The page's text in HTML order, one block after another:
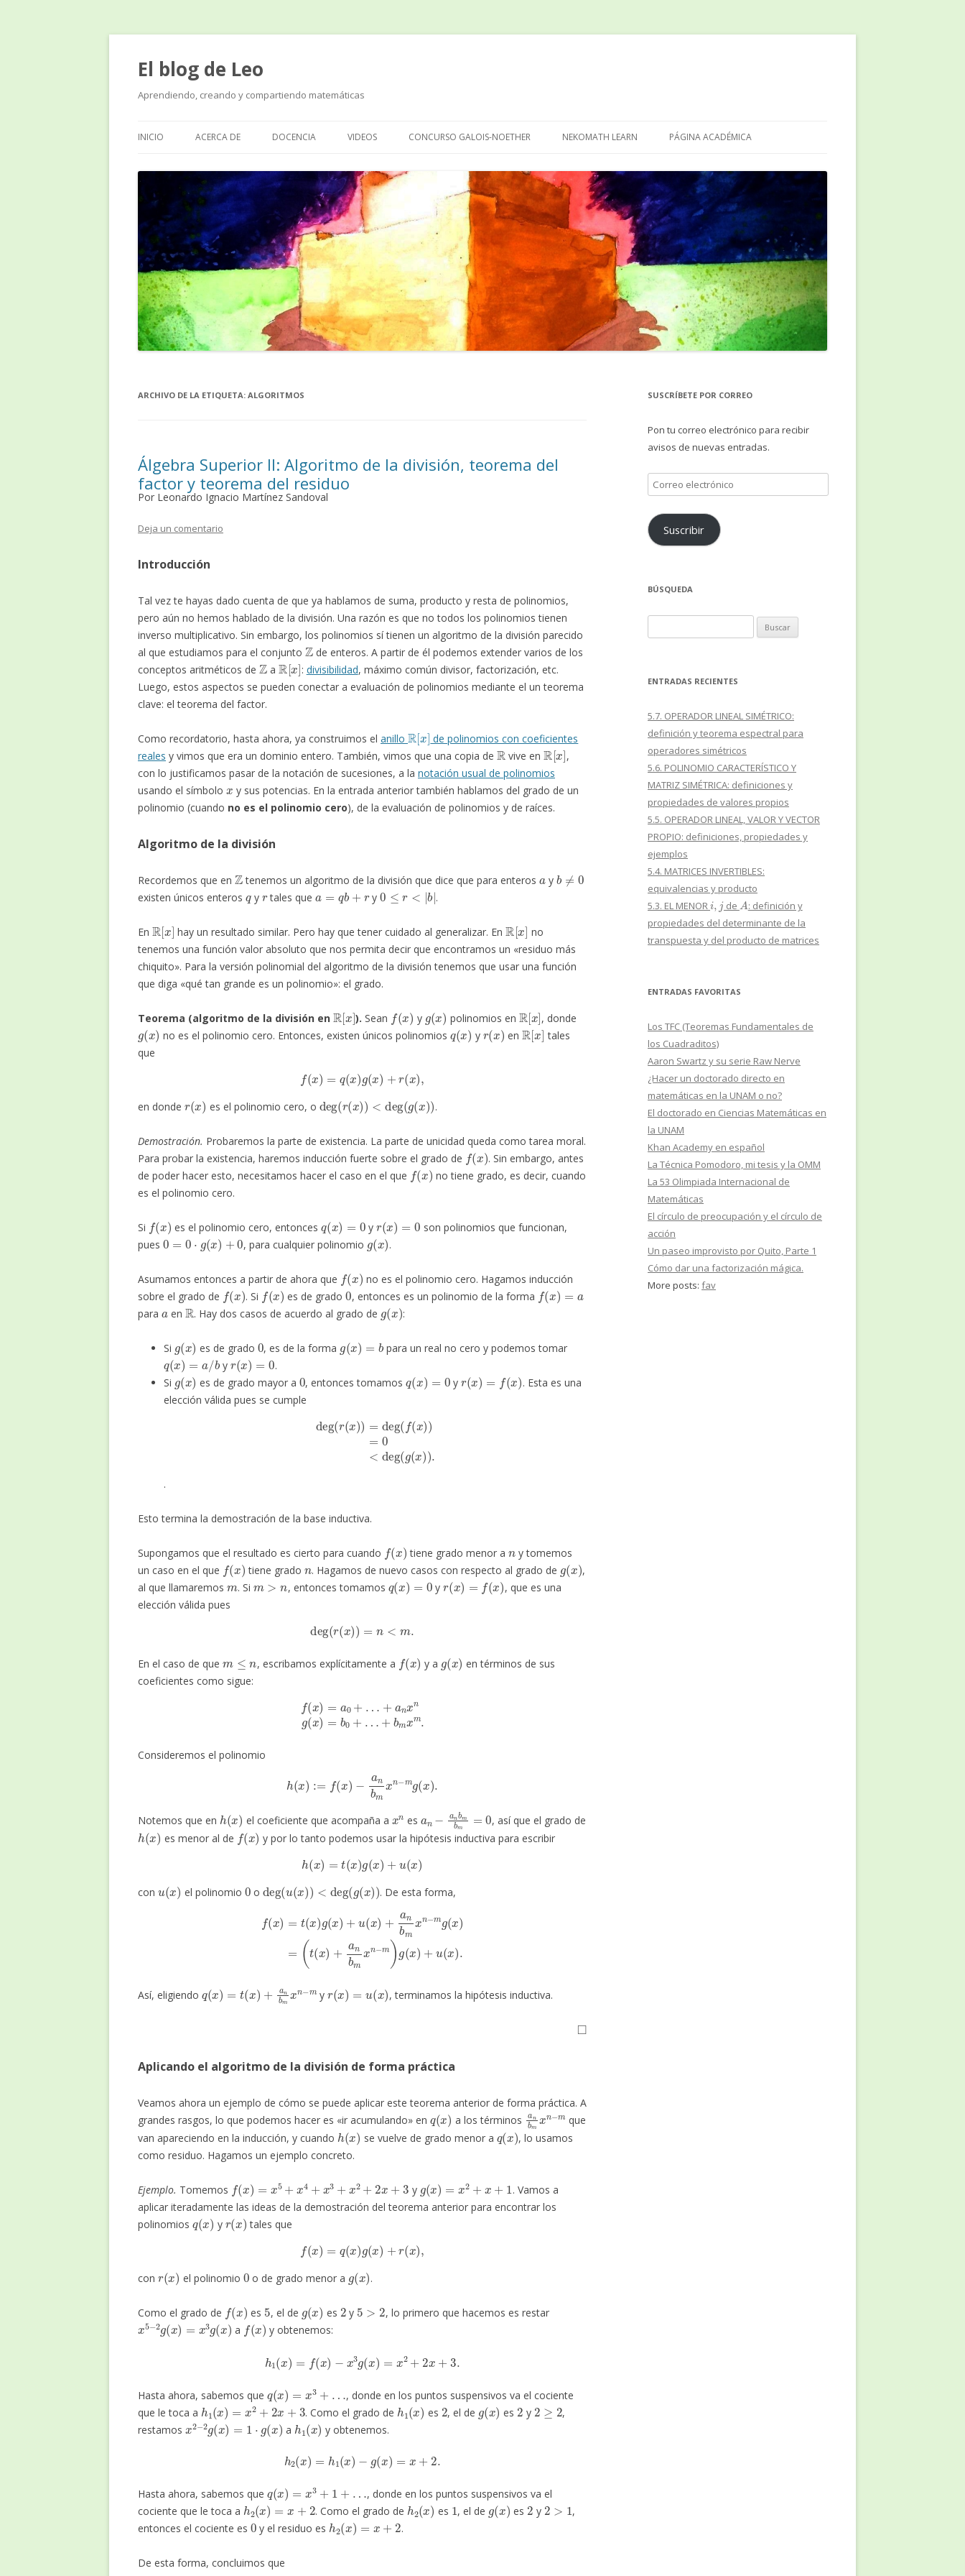
El blog de Leo
Aprendiendo, creando y compartiendo matemáticas
al
INICIO ACERCA DE DOCENCIA VIDEOS CONCURSO GALOIS-NOETHER NEKOMATH LEARN PÁGINA ACADÉMICA
ARCHIVO DE LA ETIQUETA: ALGORITMOS
Álgebra Superior II: Algoritmo de la división, teorema del
factor y teorema del residuo
Por Leonardo Ignacio Martínez Sandoval
Deja un comentario
Introducción
Tal vez te hayas dado cuenta de que ya hablamos de suma, producto y resta de polinomios,
pero aún no hemos hablado de la división. Una razón es que no todos los polinomios tienen
inverso multiplicativo. Sin embargo, los polinomios sí tienen un algoritmo de la división parecido
al que estudiamos para el conjunto
Z
de enteros. A partir de él podemos extender varios de los
conceptos aritméticos de
Z
a
R[x]
: divisibilidad, máximo común divisor, factorización, etc.
Luego, estos aspectos se pueden conectar a evaluación de polinomios mediante el un teorema
clave: el teorema del factor.
Como recordatorio, hasta ahora, ya construimos el anillo
R [x ]
de polinomios con coeficientes
reales y vimos que era un dominio entero. También, vimos que una copia de
R
vive en
R[x]
,
con lo justificamos pasar de la notación de sucesiones, a la notación usual de polinomios
usando el símbolo
x
y sus potencias. En la entrada anterior también hablamos del grado de un
polinomio (cuando no es el polinomio cero), de la evaluación de polinomios y de raíces.
Algoritmo de la división
Recordemos que en
Z
tenemos un algoritmo de la división que dice que para enteros y
b 0
existen únicos enteros
q
y
r
tales que
a=qb+ r
y
0≤r<| b|
.
En
R [x ]
hay un resultado similar. Pero hay que tener cuidado al generalizar. En
R [x ]
no
tenemos una función valor absoluto que nos permita decir que encontramos un «residuo más
chiquito». Para la versión polinomial del algoritmo de la división tenemos que usar una función
que diga «qué tan grande es un polinomio»: el grado.
Teorema (algoritmo de la división en
R [ x]
). Sean
f( x
y
( )
polinomios en
R [x ]
, donde
g (x)
no es el polinomio cero. Entonces, existen únicos polinomios
q(x)
y
r(x)
en
R[x]
tales
que
f(x q(x)g(x)+ r x),
en donde
x )
es el polinomio cero, o
deg( ( ) ) deg ( )
.
Demostración. Probaremos la parte de existencia. La parte de unicidad queda como tarea moral.
Para probar la existencia, haremos inducción fuerte sobre el grado de
f(x)
. Sin embargo, antes
de poder hacer esto, necesitamos hacer el caso en el que
f(x)
no tiene grado, es decir, cuando
es el polinomio cero.
Si
(x
es el polinomio cero, entonces
( x)
y
x )=
son polinomios que funcionan,
pues
0=0⋅g x)+0
, para cualquier polinomio
g (x)
.
Asumamos entonces a partir de ahora que
(x
no es el polinomio cero. Hagamos inducción
sobre el grado de
f(x
. Si
f(x )
es de grado
0
, entonces es un polinomio de la forma
f(x)=a
para
a
en
R
. Hay dos casos de acuerdo al grado de
g(x)
:
Si
( )
es de grado
0
, es de la forma
( )
para un real no cero y podemos tomar
q(x)=a /b
y
r(x)= 0
.
Si
g( )
es de grado mayor a
0
, entonces tomamos
( )
y
(x )= )
. Esta es una
elección válida pues se cumple
r(x))=deg( ))=0<deg
.
Esto termina la demostración de la base inductiva.
Supongamos que el resultado es cierto para cuando
(x
tiene grado menor a
y tomemos
un caso en el que
f(x)
tiene grado
n
. Hagamos de nuevo casos con respecto al grado de
g(x )
,
al que llamaremos
m
. Si
m> n
, entonces tomamos
q(x) =0
y
r(x )=f(x)
, que es una
elección válida pues
deg(r(x n< m.
En el caso de que , escribamos explícitamente a
(x
y a
( )
en términos de sus
coeficientes como sigue:
+…+ x g b 0+ …+
Consideremos el polinomio
( x) − a mx − mg (x )
Notemos que en
h (x )
el coeficiente que acompaña a
n
es
n b m
, así que el grado de
h(x)
es menor al de
f(x)
y por lo tanto podemos usar la hipótesis inductiva para escribir
h( =t(x)g(x)+ u (x)
con
( )
el polinomio
0
o
deg( u( x) ) deg g x)
. De esta forma,
( ) b m n − x = x)+ n bm x n−
Así, eligiendo
( ) ) a m n −m
y
(x )=
, terminamos la hipótesis inductiva.
◻
Aplicando el algoritmo de la división de forma práctica
Veamos ahora un ejemplo de cómo se puede aplicar este teorema anterior de forma práctica. A
grandes rasgos, lo que podemos hacer es «ir acumulando» en
q(x)
a los términos
anbmxn− m
que
van apareciendo en la inducción, y cuando
h(x)
se vuelve de grado menor a
q(x)
, lo usamos
como residuo. Hagamos un ejemplo concreto.
Ejemplo. Tomemos
(x = x 3 2+ +
y
( ) +x
. Vamos a
aplicar iteradamente las ideas de la demostración del teorema anterior para encontrar los
polinomios
q(x)
y
r(x)
tales que
f(x q(x)g(x)+ r x),
con
x )
el polinomio
0
o de grado menor a
( )
.
Como el grado de
(x
es
5
, el de
( )
es
2
y
5
, lo primero que hacemos es restar
x5−2g(x)=x3g(x )
a
f(x)
y obtenemos:
h )= (x 3 g( x) + 2 +
Hasta ahora, sabemos que
( ) +
, donde en los puntos suspensivos va el cociente
que le toca a
h1(x)=x2+2 x+3
. Como el grado de
h1(x)
es
2
, el de
g(x)
es
2
y
2≥2
,
restamos
x 2 −2g(x 1⋅ x )
a
h1(x)
y obtenemos.
h2 = h1(x g(x) +2.
Hasta ahora, sabemos que
( ) +
, donde en los puntos suspensivos va el
cociente que le toca a
h2(x)=x+
. Como el grado de
h2(x)
es
1
, el de
g(x)
es
2
y
2>
,
entonces el cociente es
0
y el residuo es
h2(x)=x+2
.
De esta forma, concluimos que
SUSCRÍBETE POR CORREO
Pon tu correo electrónico para recibir
avisos de nuevas entradas.
Correo
electrónico
Suscribir
BÚSQUEDA
ENTRADAS RECIENTES
5.7. OPERADOR LINEAL SIMÉTRICO:
definición y teorema espectral para
operadores simétricos
5.6. POLINOMIO CARACTERÍSTICO Y
MATRIZ SIMÉTRICA: definiciones y
propiedades de valores propios
5.5. OPERADOR LINEAL, VALOR Y VECTOR
PROPIO: definiciones, propiedades y
ejemplos
5.4. MATRICES INVERTIBLES:
equivalencias y producto
5.3. EL MENOR i,j de A: definición y
propiedades del determinante de la
transpuesta y del producto de matrices
ENTRADAS FAVORITAS
Los TFC (Teoremas Fundamentales de
los Cuadraditos)
Aaron Swartz y su serie Raw Nerve
¿Hacer un doctorado directo en
matemáticas en la UNAM o no?
El doctorado en Ciencias Matemáticas en
la UNAM
Khan Academy en español
La Técnica Pomodoro, mi tesis y la OMM
La 53 Olimpiada Internacional de
Matemáticas
El círculo de preocupación y el círculo de
acción
Un paseo improvisto por Quito, Parte 1
Cómo dar una factorización mágica.
More posts: fav